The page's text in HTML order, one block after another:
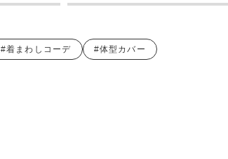
#着まわしコーデ #体型カバー